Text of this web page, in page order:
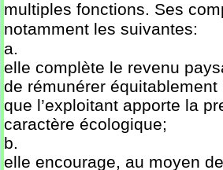
multiples fonctions. Ses
notamment les suivantes:
a.
elle complète le revenu
de rémunérer
que l’exploitant apporte la
caractère écologique;
b.
elle encourage, au moyen